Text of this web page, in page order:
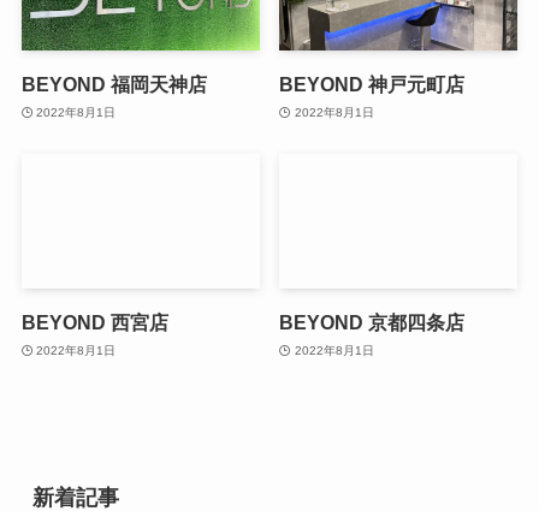
BEYOND 福岡天神店
2022年8月1日
BEYOND 神戸元町店
2022年8月1日
BEYOND 西宮店
2022年8月1日
BEYOND 京都四条店
2022年8月1日
新着記事